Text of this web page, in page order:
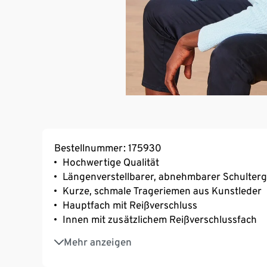
Bestellnummer: 175930
Hochwertige Qualität
Längenverstellbarer, abnehmbarer
Kurze, schmale Trageriemen aus Kunstleder
Hauptfach mit Reißverschluss
Innen mit zusätzlichem Reißverschlussfach
Mehr anzeigen
Verstärkter Boden
Dezentes Badge mit Prägung vorne